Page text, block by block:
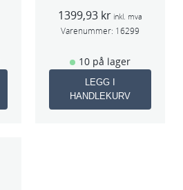
Midi)
1399,93 kr inkl. mva
Varenummer: 16299
10 på lager
LEGG I
HANDLEKURV